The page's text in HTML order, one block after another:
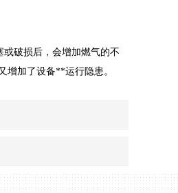
破损后，会增加燃气的不
增加了设备**运行隐患。